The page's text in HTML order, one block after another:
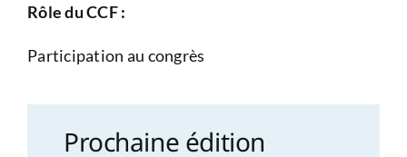
Rôle du CCF :
Participation au congrès
Prochaine édition